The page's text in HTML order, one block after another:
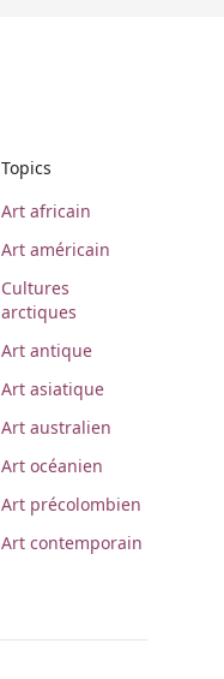
Topics
Art africain
Art américain
Cultures
arctiques
Art antique
Art asiatique
Art australien
Art océanien
Art précolombien
Art contemporain